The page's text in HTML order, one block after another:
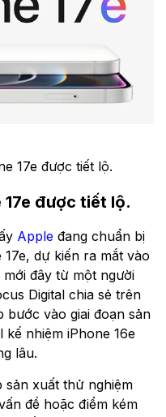
17e được tiết lộ.
17e được tiết lộ.
Apple đang chuẩn bị
dự kiến ​​ra mắt vào
đây từ một người
Digital chia sẻ trên
bước vào giai đoạn sản
nhiệm iPhone 16e
lâu.
sản xuất thử nghiệm
đề hoặc điểm kém